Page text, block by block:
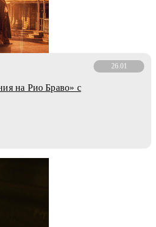
26.01
на Рио Браво» с